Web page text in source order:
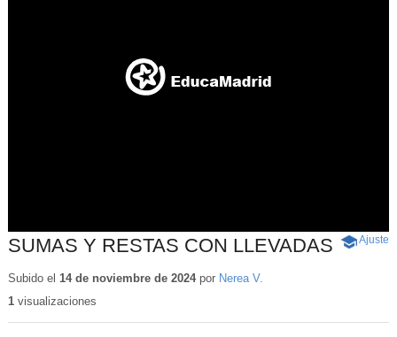
SUMAS Y RESTAS CON LLEVADAS
-
Ajuste
Subido el 14 de noviembre de 2024por Nerea V.
1visualizaciones